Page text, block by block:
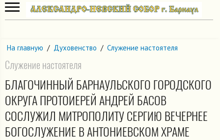
На главную / Духовенство / Служение настоятеля
Служение настоятеля
БЛАГОЧИННЫЙ БАРНАУЛЬСКОГО ГОРОДСКОГО
ОКРУГА ПРОТОИЕРЕЙ АНДРЕЙ БАСОВ
СОСЛУЖИЛ МИТРОПОЛИТУ СЕРГИЮ ВЕЧЕРНЕЕ
БОГОСЛУЖЕНИЕ В АНТОНИЕВСКОМ ХРАМЕ